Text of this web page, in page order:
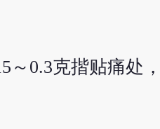
～0.3克揩贴痛处